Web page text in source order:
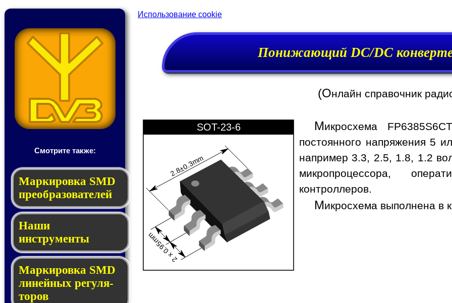
Смотрите также:
Мар­ки­ров­ка SMD
пре­об­ра­зо­ва­те­лей
Наши
инструменты
Маркировка SMD
ли­ней­ных ре­гу­ля­
то­ров
Использование cookie
Понижающий DC/DC
(Онлайн справочник
2.8±0.3mm
2 x 0.95mm
SOT-23-6 Микросхема
постоянного напряжения 5
например 3.3, 2.5, 1.8, 1.2
микропроцессора,
контроллеров.
Микросхема выполнена в